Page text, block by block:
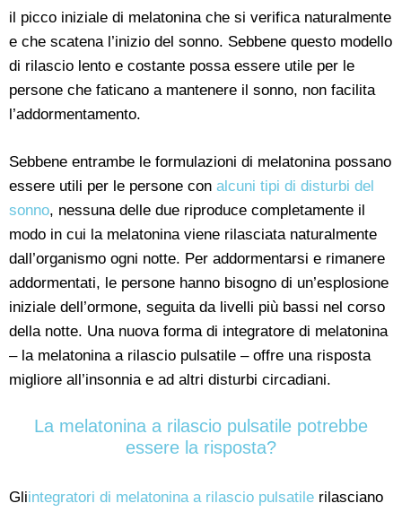
il picco iniziale di melatonina che si verifica naturalmente
e che scatena l’inizio del sonno. Sebbene questo modello
di rilascio lento e costante possa essere utile per le
persone che faticano a mantenere il sonno, non facilita
l’addormentamento.
Sebbene entrambe le formulazioni di melatonina possano
essere utili per le persone con alcuni tipi di disturbi del
sonno, nessuna delle due riproduce completamente il
modo in cui la melatonina viene rilasciata naturalmente
dall’organismo ogni notte. Per addormentarsi e rimanere
addormentati, le persone hanno bisogno di un’esplosione
iniziale dell’ormone, seguita da livelli più bassi nel corso
della notte. Una nuova forma di integratore di melatonina
– la melatonina a rilascio pulsatile – offre una risposta
migliore all’insonnia e ad altri disturbi circadiani.
La melatonina a rilascio pulsatile potrebbe
essere la risposta?
Gliintegratori di melatonina a rilascio pulsatile rilasciano